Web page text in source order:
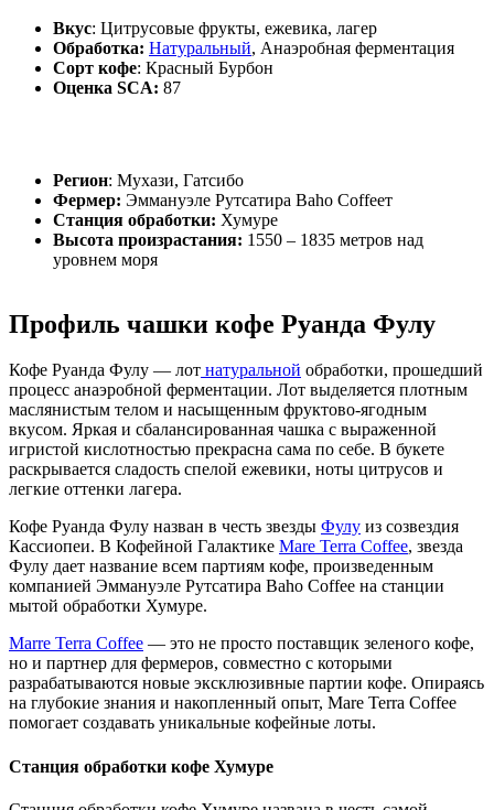
Вкус: Цитрусовые фрукты, ежевика, лагер
Обработка: Натуральный, Анаэробная ферментация
Сорт кофе: Красный Бурбон
Оценка SCA: 87
Регион: Мухази, Гатсибо
Фермер: Эммануэле Рутсатира Baho Coffeeт
Станция обработки: Хумуре
Высота произрастания: 1550 – 1835 метров над
уровнем моря
Профиль чашки кофе Руанда Фулу
Кофе Руанда Фулу — лот натуральной обработки, прошедший
процесс анаэробной ферментации. Лот выделяется плотным
маслянистым телом и насыщенным фруктово-ягодным
вкусом. Яркая и сбалансированная чашка с выраженной
игристой кислотностью прекрасна сама по себе. В букете
раскрывается сладость спелой ежевики, ноты цитрусов и
легкие оттенки лагера.
Кофе Руанда Фулу назван в честь звезды Фулу из созвездия
Кассиопеи. В Кофейной Галактике Mare Terra Coffee, звезда
Фулу дает название всем партиям кофе, произведенным
компанией Эммануэле Рутсатира Baho Coffee на станции
мытой обработки Хумуре.
Marre Terra Coffee — это не просто поставщик зеленого кофе,
но и партнер для фермеров, совместно с которыми
разрабатываются новые эксклюзивные партии кофе. Опираясь
на глубокие знания и накопленный опыт, Mare Terra Coffee
помогает создавать уникальные кофейные лоты.
Станция обработки кофе Хумуре